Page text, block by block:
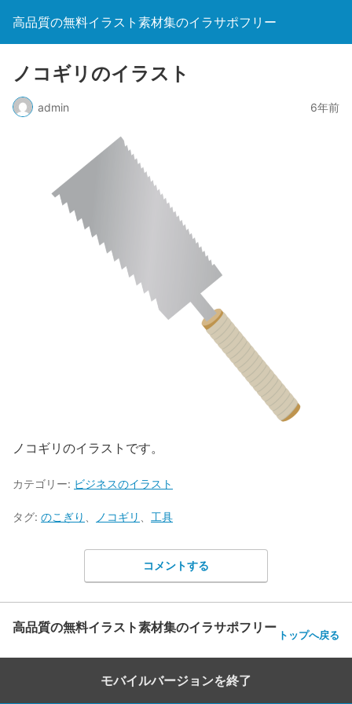
高品質の無料イラスト素材集のイラサポフリー
ノコギリのイラスト
admin 6年前
ノコギリのイラストです。
カテゴリー: ビジネスのイラスト
タグ: のこぎり ノコギリ 工具
コメントする
高品質の無料イラスト素材集のイラサポフリー トップへ戻る
モバイルバージョンを終了